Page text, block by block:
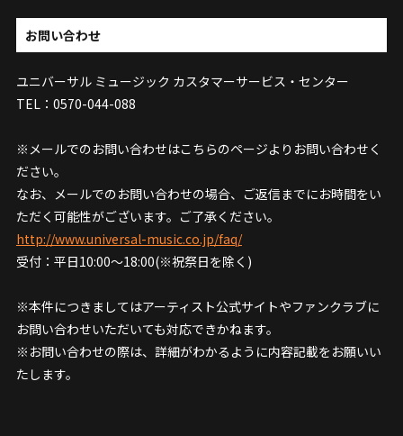
お問い合わせ
ユニバーサル ミュージック カスタマーサービス・センター
TEL：0570-044-088
※メールでのお問い合わせはこちらのページよりお問い合わせく
ださい。
なお、メールでのお問い合わせの場合、ご返信までにお時間をい
ただく可能性がございます。ご了承ください。
http://www.universal-music.co.jp/faq/
受付：平日10:00～18:00(※祝祭日を除く)
※本件につきましてはアーティスト公式サイトやファンクラブに
お問い合わせいただいても対応できかねます。
※お問い合わせの際は、詳細がわかるように内容記載をお願いい
たします。